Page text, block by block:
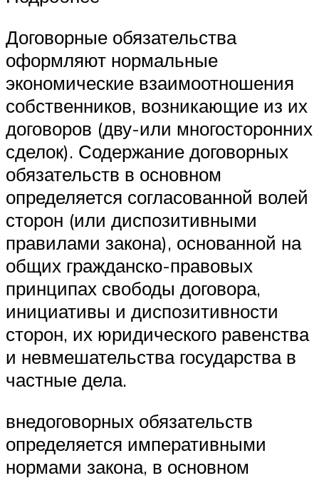
Договорные обязательства
оформляют нормальные
экономические взаимоотношения
собственников, возникающие из их
договоров (дву-или многосторонних
сделок). Содержание договорных
обязательств в основном
определяется согласованной волей
сторон (или диспозитивными
правилами закона), основанной на
общих гра­жданско-правовых
принципах свободы договора,
инициативы и диспозитивности
сторон, их юридического равенства
и невмешательст­ва государства в
частные дела.
внедоговорных обязательств
определяется императивными
нормами закона, в основ­ном